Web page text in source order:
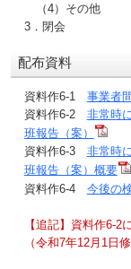
（4）その他
3．閉会
配布資料
資料作6-1 事業者
資料作6-2 非常時
班報告（案）
資料作6-3 非常時
班報告（案）概要
資料作6-4 今後の
【追記】資料作6-
（令和7年12月1日修